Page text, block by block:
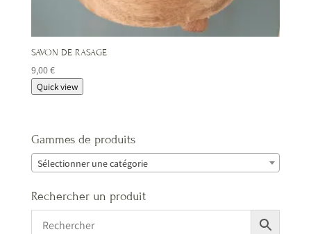
SAVON DE RASAGE
9,00€
Quick view
Gammes de produits
Sélectionner une catégorie
Rechercher un produit